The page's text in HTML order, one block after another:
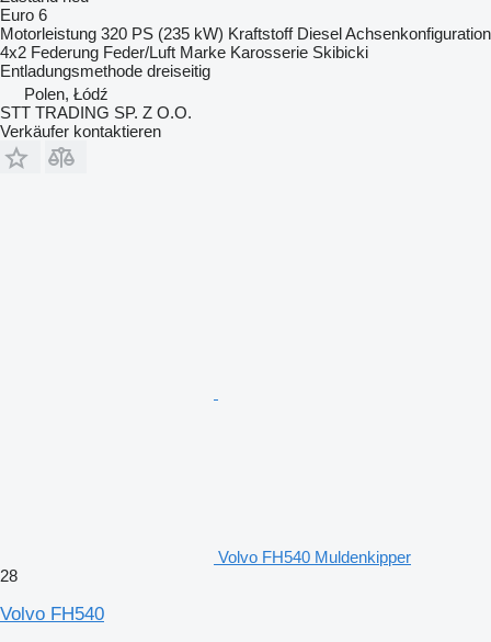
Euro 6
Motorleistung 320 PS (235 kW) Kraftstoff DieselAchsenkonfiguration
4x2 Federung Feder/Luft Marke Karosserie Skibicki
Entladungsmethode dreiseitig
Polen, Łódź
STT TRADING SP. Z O.O.
Verkäufer kontaktieren
Volvo FH540 Muldenkipper
28
Volvo FH540